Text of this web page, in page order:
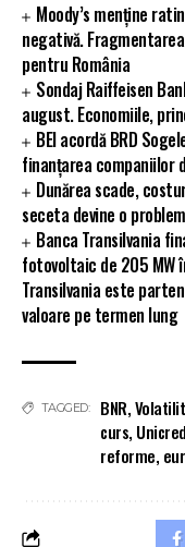
Moody’s menține
negativă.
pentru România
Sondaj Raiffeisen
august. Economiile,
BEI acordă BRD
finanțarea companiilor
Dunărea scade,
seceta devine o
Banca Transilvania
fotovoltaic de 205 MW
Transilvania este
valoare pe termen lung
TAGGED: BNR,
curs,
reforme,